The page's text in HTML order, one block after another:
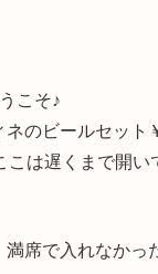
こそ♪
のビールセット
こは遅くまで開い
席で入れなかっ